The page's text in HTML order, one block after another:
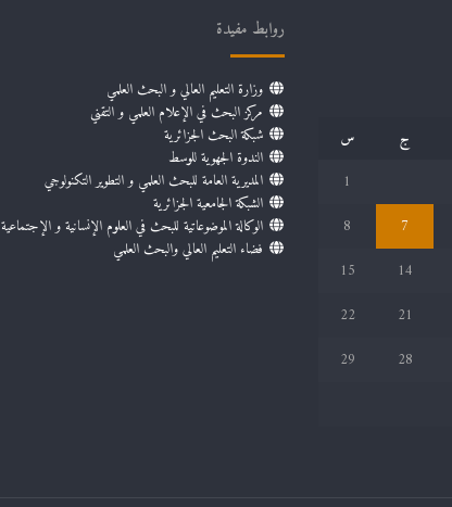
ج
س
1
7
8
14
15
21
22
28
29
روابط مفيدة
وزارة التعليم العالي و البحث العلمي
مركز البحث في الإعلام العلمي و التقني
شبكة البحث الجزائرية
الندوة الجهوية للوسط
المديرية العامة للبحث العلمي و التطوير التكنولوجي
الشبكة الجامعية الجزائرية
الوكالة الموضوعاتية للبحث في العلوم الإنسانية و الإجتماعية
فضاء التعليم العالي والبحث العلمي